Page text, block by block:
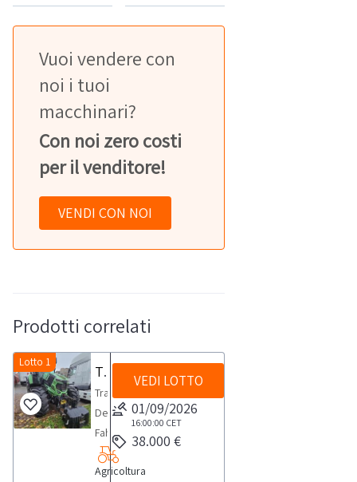
Vuoi vendere con
noi i tuoi
macchinari?
Con noi zero costi
per il venditore!
VENDI CON NOI
Prodotti correlati
Lotto 1
Trattore Deutz Fahr
Trattore
Deutz
Fahr
6185
agroton
Agricoltura
VEDI LOTTO
01/09/2026
16:00:00 CET
38.000 €